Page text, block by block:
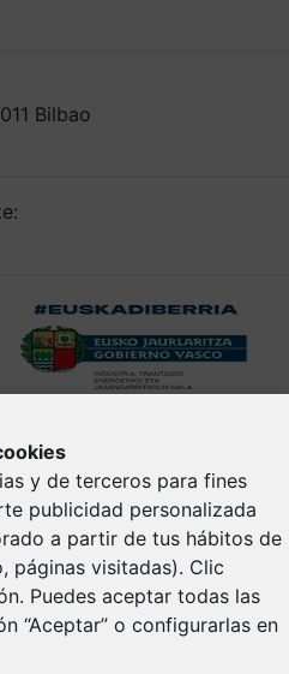
y de terceros para fines
publicidad personalizada
a partir de tus hábitos de
páginas visitadas). Clic
Puedes aceptar todas las
“Aceptar” o configurarlas en
Bilbao
reserved